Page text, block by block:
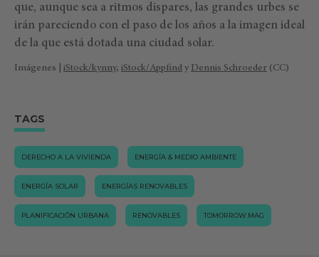
que, aunque sea a ritmos dispares, las grandes urbes se
irán pareciendo con el paso de los años a la imagen ideal
de la que está dotada una ciudad solar.
Imágenes | iStock/kynny, iStock/Appfind y Dennis Schroeder (CC)
TAGS
DERECHO A LA VIVIENDA ENERGÍA & MEDIO AMBIENTE
ENERGÍA SOLAR ENERGÍAS RENOVABLES
PLANIFICACIÓN URBANA RENOVABLES TOMORROW.MAG